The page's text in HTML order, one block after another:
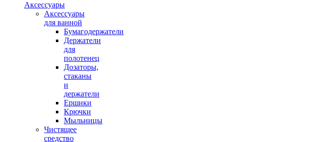
Аксессуары
Аксессуары
для ванной
Бумагодержатели
Держатели
для
полотенец
Дозаторы,
стаканы
и
держатели
Ершики
Крючки
Мыльницы
Чистящее
средство